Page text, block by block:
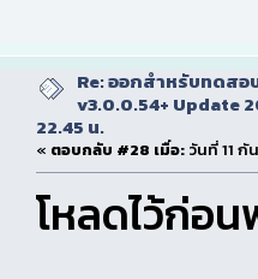
Re: ออกสำหรับทดสอ
v3.0.0.54+ Update
22.45 น.
« ตอบกลับ #28 เมื่อ: วันที่ 11 กั
โหลดไว้ก่อ